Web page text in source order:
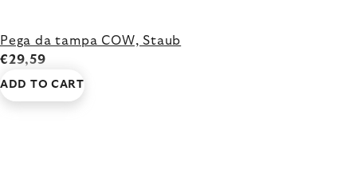
Pega da tampa COW, Staub
€29,59
ADD TO CART